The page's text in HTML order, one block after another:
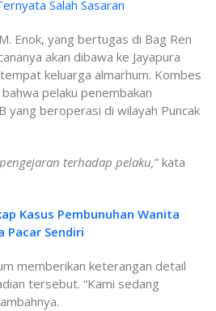
Salah Sasaran
Enok, yang bertugas di Bag Ren
akan dibawa ke Jayapura
keluarga almarhum. Kombes
pelaku penembakan
yang beroperasi di wilayah Puncak
terhadap pelaku,” kata
Kasus Pembunuhan Wanita
Pacar Sendiri
memberikan keterangan detail
tersebut. “Kami sedang